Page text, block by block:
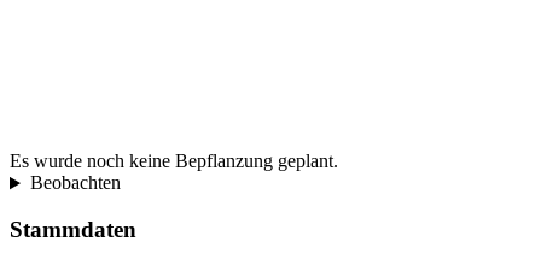
Es wurde noch keine Bepflanzung geplant.
Beobachten
Stammdaten